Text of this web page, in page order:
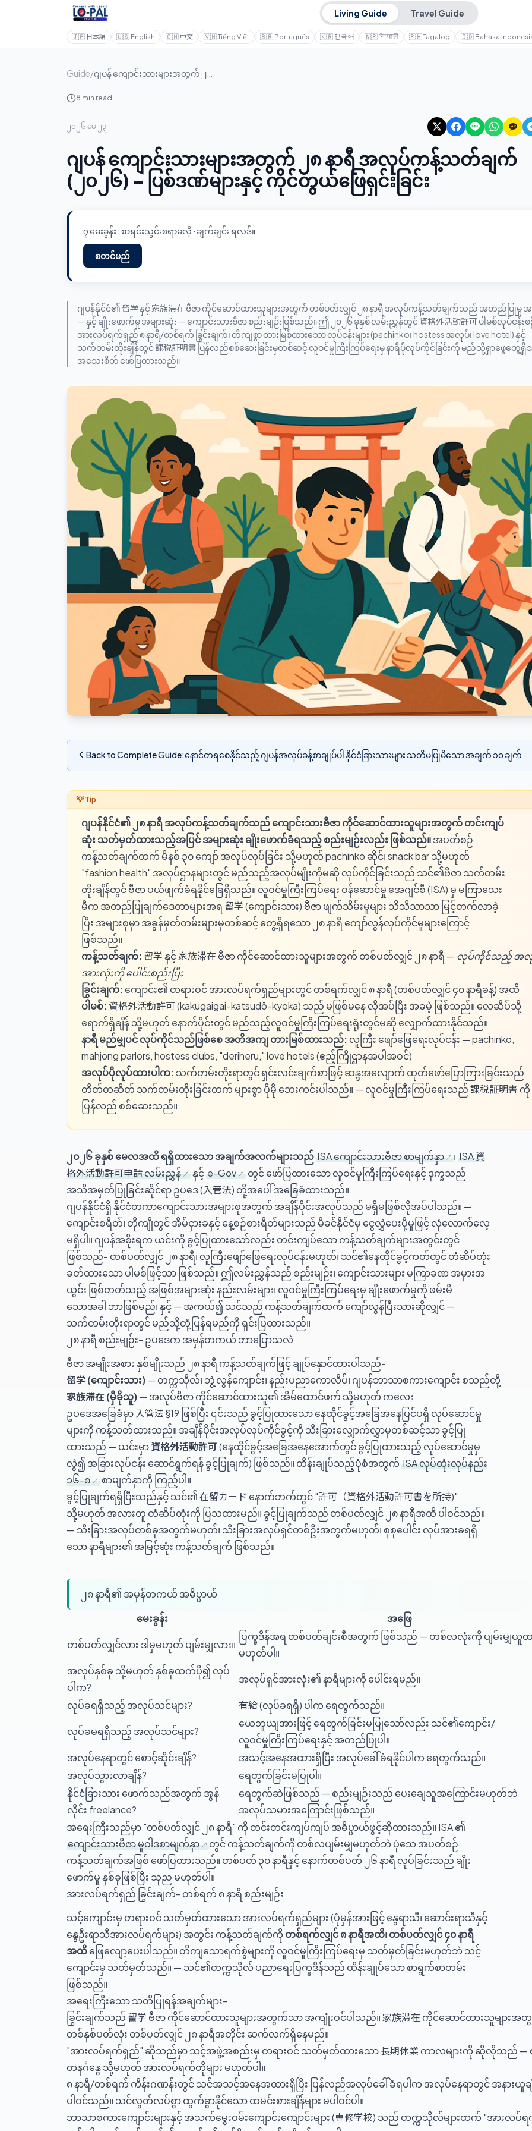
Living Guide Travel Guide
🇯🇵 日本語 🇺🇸 English 🇨🇳 中文 🇻🇳Tiếng Việt 🇧🇷 Português 🇰🇷 한국어 🇳🇵नेपाली 🇵🇭Tagalog 🇮🇩 Bahasa
Guide/
8 min read
၂၀၂၆ မေ ၂၃
ဂျပန် ကျောင်းသားများအတွက် ၂၈ နာရီ အလုပ်ကန့်သတ်ချက်
(၂၀၂၆) - ပြစ်ဒဏ်များနှင့် ကိုင်တွယ်ဖြေရှင်းခြင်း
၇ မေးခွန်း · စာရင်းသွင်းစရာမလို · ချက်ချင်း ရလဒ်။
စတင်မည်
ဂျပန်နိုင်ငံ၏ 留学 နှင့် 家族滞在 ဗီဇာ ကိုင်ဆောင်ထားသူများအတွက် တစ်ပတ်လျှင် ၂၈ နာရီ အလုပ်ကန့်သတ်ချက်သည် အတည်ပြုမှု အ
— နှင့် ချိုးဖောက်မှု အများဆုံး — ကျောင်းသားဗီဇာ စည်းမျဉ်းဖြစ်သည်။ ဤ ၂၀၂၆ ခုနှစ် လမ်းညွှန်တွင် 資格外活動許可 ပါမစ်လုပ်ငန်းစ
အားလပ်ရက်ရှည် ၈ နာရီ/တစ်ရက် ခြွင်းချက်၊ တိကျစွာ တားမြစ်ထားသော လုပ်ငန်းများ (pachinko၊ hostess အလုပ်၊ love hotel) နှင့်
သက်တမ်းတိုးချိန်တွင် 課税証明書 ပြန်လည်စစ်ဆေးခြင်းမှတစ်ဆင့် လူဝင်မှုကြီးကြပ်ရေးမှ နာရီပိုလုပ်ကိုင်ခြင်းကို မည်သို့ရှာဖွေတွ
အသေးစိတ် ဖော်ပြထားသည်။
Back to Complete Guide:နောင်တရစေနိုင်သည့် ဂျပန်အလုပ်ခန့်စာချုပ်ပါ နိုင်ငံခြားသားများ သတိမပြုမိသော အချက် ၁၀ ချက်
ဂျပန်နိုင်ငံ၏ ၂၈ နာရီ အလုပ်ကန့်သတ်ချက်သည် ကျောင်းသားဗီဇာ ကိုင်ဆောင်ထားသူများအတွက် တင်းကျပ်
ဆုံး သတ်မှတ်ထားသည့်အပြင် အများဆုံး ချိုးဖောက်ခံရသည့် စည်းမျဉ်းလည်း ဖြစ်သည်။အပတ်စဉ်
ကန့်သတ်ချက်ထက် မိနစ် ၃၀ ကျော် အလုပ်လုပ်ခြင်း သို့မဟုတ် pachinko ဆိုင်၊ snack bar သို့မဟုတ်
"fashion health" အလုပ်ဌာနများတွင် မည်သည့်အလုပ်မျိုးကိုမဆို လုပ်ကိုင်ခြင်းသည် သင်၏ဗီဇာ သက်တမ်း
တိုးချိန်တွင် ဗီဇာ ပယ်ဖျက်ခံရနိုင်ခြေရှိသည်။ လူဝင်မှုကြီးကြပ်ရေး ဝန်ဆောင်မှု အေဂျင်စီ (ISA) မှ မကြာသေး
မီက အတည်ပြုချက်ဒေတာများအရ 留学 (ကျောင်းသား) ဗီဇာ ဖျက်သိမ်းမှုများ သိသိသာသာ မြင့်တက်လာခဲ့
ပြီး အများစုမှာ အခွန်မှတ်တမ်းများမှတစ်ဆင့် တွေ့ရှိရသော ၂၈ နာရီ ကျော်လွန်လုပ်ကိုင်မှုများကြောင့်
ဖြစ်သည်။
ကန့်သတ်ချက်:留学 နှင့် 家族滞在 ဗီဇာ ကိုင်ဆောင်ထားသူများအတွက် တစ်ပတ်လျှင် ၂၈ နာရီ — လုပ်ကိုင်သည့် အ
အားလုံးကို ပေါင်းစည်းပြီး
ခြွင်းချက်:ကျောင်း၏ တရားဝင် အားလပ်ရက်ရှည်များတွင် တစ်ရက်လျှင် ၈ နာရီ (တစ်ပတ်လျှင် ၄၀ နာရီခန့်) အထိ
ပါမစ်: 資格外活動許可 (kakugaigai-katsudō-kyoka) သည် မဖြစ်မနေ လိုအပ်ပြီး အခမဲ့ ဖြစ်သည်။ လေဆိပ်သို့
ရောက်ရှိချိန် သို့မဟုတ် နောက်ပိုင်းတွင် မည်သည့်လူဝင်မှုကြီးကြပ်ရေးရုံးတွင်မဆို လျှောက်ထားနိုင်သည်။
နာရီ မည်မျှပင် လုပ်ကိုင်သည်ဖြစ်စေ အတိအကျ တားမြစ်ထားသည်: လူကြီး ဖျော်ဖြေရေးလုပ်ငန်း — pachinko,
mahjong parlors, hostess clubs, "deriheru," love hotels (ဧည့်ကြိုဌာနအပါအဝင်)
အလုပ်ပိုလုပ်ထားပါက: သက်တမ်းတိုးရာတွင် ရှင်းလင်းချက်စာဖြင့် ဆန္ဒအလျောက် ထုတ်ဖော်ပြောကြားခြင်းသည်
တိတ်တဆိတ် သက်တမ်းတိုးခြင်းထက် များစွာ ပိုမို ဘေးကင်းပါသည်။ — လူဝင်မှုကြီးကြပ်ရေးသည် 課税証明書 ကို
ပြန်လည် စစ်ဆေးသည်။
၂၀၂၆ ခုနှစ် မေလအထိ ရရှိထားသော အချက်အလက်များသည် ISA ကျောင်းသားဗီဇာ စာမျက်နှာ ၊ ISA 資
格外活動許可申請 လမ်းညွှန်
နှင့် e-Gov
တွင် ဖော်ပြထားသော လူဝင်မှုကြီးကြပ်ရေးနှင့် ဒုက္ခသည်
အသိအမှတ်ပြုခြင်းဆိုင်ရာ ဥပဒေ (入管法) တို့အပေါ် အခြေခံထားသည်။
ဂျပန်နိုင်ငံရှိ နိုင်ငံတကာကျောင်းသားအများစုအတွက် အချိန်ပိုင်းအလုပ်သည် မရှိမဖြစ်လိုအပ်ပါသည်။ —
ကျောင်းစရိတ်၊ တိုကျိုတွင် အိမ်ငှားခနှင့် နေ့စဉ်စားရိတ်များသည် မိခင်နိုင်ငံမှ ငွေလွှဲပေးပို့မှုဖြင့် လုံလောက်လေ့
မရှိပါ။ ဂျပန်အစိုးရက ယင်းကို ခွင့်ပြုထားသော်လည်း တင်းကျပ်သော ကန့်သတ်ချက်များအတွင်းတွင်
ဖြစ်သည်- တစ်ပတ်လျှင် ၂၈ နာရီ၊ လူကြီးဖျော်ဖြေရေးလုပ်ငန်းမဟုတ်၊ သင်၏နေထိုင်ခွင့်ကတ်တွင် တံဆိပ်တုံး
ခတ်ထားသော ပါမစ်ဖြင့်သာ ဖြစ်သည်။ ဤလမ်းညွှန်သည် စည်းမျဉ်း၊ ကျောင်းသားများ မကြာခဏ အမှားအ
ယွင်း ဖြစ်တတ်သည့် အဖြစ်အများဆုံး နည်းလမ်းများ၊ လူဝင်မှုကြီးကြပ်ရေးမှ ချိုးဖောက်မှုကို ဖမ်းမိ
သောအခါ ဘာဖြစ်မည်၊ နှင့် — အကယ်၍ သင်သည် ကန့်သတ်ချက်ထက် ကျော်လွန်ပြီးသားဆိုလျှင် —
သက်တမ်းတိုးရာတွင် မည်သို့တုံ့ပြန်ရမည်ကို ရှင်းပြထားသည်။
၂၈ နာရီ စည်းမျဉ်း- ဥပဒေက အမှန်တကယ် ဘာပြောသလဲ
ဗီဇာ အမျိုးအစား နှစ်မျိုးသည် ၂၈ နာရီ ကန့်သတ်ချက်ဖြင့် ချုပ်နှောင်ထားပါသည်-
留学 (ကျောင်းသား)— တက္ကသိုလ်၊ ဘွဲ့လွန်ကျောင်း၊ နည်းပညာကောလိပ်၊ ဂျပန်ဘာသာစကားကျောင်း စသည်တို့
家族滞在 (မှီခိုသူ)— အလုပ်ဗီဇာ ကိုင်ဆောင်ထားသူ၏ အိမ်ထောင်ဖက် သို့မဟုတ် ကလေး
ဥပဒေအခြေခံမှာ 入管法 §19 ဖြစ်ပြီး ၎င်းသည် ခွင့်ပြုထားသော နေထိုင်ခွင့်အခြေအနေပြင်ပရှိ လုပ်ဆောင်မှု
များကို ကန့်သတ်ထားသည်။ အချိန်ပိုင်းအလုပ်လုပ်ကိုင်ခွင့်ကို သီးခြားလျှောက်လွှာမှတစ်ဆင့်သာ ခွင့်ပြု
ထားသည် — ယင်းမှာ資格外活動許可(နေထိုင်ခွင့်အခြေအနေအောက်တွင် ခွင့်ပြုထားသည့် လုပ်ဆောင်မှုမှ
လွဲ၍ အခြားလုပ်ငန်း ဆောင်ရွက်ရန် ခွင့်ပြုချက်) ဖြစ်သည်။ ထိန်းချုပ်သည့်ပုံစံအတွက် ISA လုပ်ထုံးလုပ်နည်း
၁၆-၈
စာမျက်နှာကို ကြည့်ပါ။
ခွင့်ပြုချက်ရရှိပြီးသည်နှင့် သင်၏ 在留カード နောက်ဘက်တွင် "許可（資格外活動許可書を所持)"
သို့မဟုတ် အလားတူ တံဆိပ်တုံးကို ပြသထားမည်။ ခွင့်ပြုချက်သည် တစ်ပတ်လျှင် ၂၈ နာရီအထိ ပါဝင်သည်။
— သီးခြားအလုပ်တစ်ခုအတွက်မဟုတ်၊ သီးခြားအလုပ်ရှင်တစ်ဦးအတွက်မဟုတ်၊ စုစုပေါင်း လုပ်အားခရရှိ
သော နာရီများ၏ အမြင့်ဆုံး ကန့်သတ်ချက် ဖြစ်သည်။
၂၈ နာရီ၏ အမှန်တကယ် အဓိပ္ပာယ်
မေးခွန်း
အဖြေ
တစ်ပတ်လျှင်လား ဒါမှမဟုတ် ပျမ်းမျှလား။
ပြက္ခဒိန်အရ တစ်ပတ်ချင်းစီအတွက် ဖြစ်သည် — တစ်လလုံးကို ပျမ်းမျှယူထာ
မဟုတ်ပါ။
အလုပ်နှစ်ခု သို့မဟုတ် နှစ်ခုထက်ပို၍ လုပ်
ပါက?
အလုပ်ရှင်အားလုံး၏ နာရီများကို ပေါင်းရမည်။
လုပ်ခရရှိသည့် အလုပ်သင်များ? 有給 (လုပ်ခရရှိ) ပါက ရေတွက်သည်။
လုပ်ခမရရှိသည့် အလုပ်သင်များ?
ယေဘူယျအားဖြင့် ရေတွက်ခြင်းမပြုသော်လည်း သင်၏ကျောင်း/
လူဝင်မှုကြီးကြပ်ရေးနှင့် အတည်ပြုပါ။
အလုပ်နေရာတွင် စောင့်ဆိုင်းချိန်?
အသင့်အနေအထားရှိပြီး အလုပ်ခေါ်ခံရနိုင်ပါက ရေတွက်သည်။
အလုပ်သွားလာချိန်?
ရေတွက်ခြင်းမပြုပါ။
နိုင်ငံခြားသား ဖောက်သည်အတွက် အွန်
လိုင်း freelance?
ရေတွက်ဆဲဖြစ်သည် — စည်းမျဉ်းသည် ပေးချေသူအကြောင်းမဟုတ်ဘဲ
အလုပ်သမားအကြောင်းဖြစ်သည်။
အရေးကြီးသည်မှာ "တစ်ပတ်လျှင် ၂၈ နာရီ" ကို တင်းတင်းကျပ်ကျပ် အဓိပ္ပာယ်ဖွင့်ဆိုထားသည်။ ISA ၏
ကျောင်းသားဗီဇာ မူဝါဒစာမျက်နှာ
တွင် ကန့်သတ်ချက်ကို တစ်လပျမ်းမျှမဟုတ်ဘဲ ပုံသေ အပတ်စဉ်
ကန့်သတ်ချက်အဖြစ် ဖော်ပြထားသည်။ တစ်ပတ် ၃၀ နာရီနှင့် နောက်တစ်ပတ် ၂၆ နာရီ လုပ်ခြင်းသည် ချိုး
ဖောက်မှု နှစ်ခုဖြစ်ပြီး သုည မဟုတ်ပါ။
အားလပ်ရက်ရှည် ခြွင်းချက်- တစ်ရက် ၈ နာရီ စည်းမျဉ်း
သင့်ကျောင်းမှ တရားဝင် သတ်မှတ်ထားသော အားလပ်ရက်ရှည်များ (ပုံမှန်အားဖြင့် နွေရာသီ၊ ဆောင်းရာသီနှင့်
နွေဦးရာသီအားလပ်ရက်များ) အတွင်း ကန့်သတ်ချက်ကို တစ်ရက်လျှင် ၈ နာရီအထိ၊ တစ်ပတ်လျှင် ၄၀ နာရီ
အထိဖြေလျော့ပေးပါသည်။ တိကျသောရက်စွဲများကို လူဝင်မှုကြီးကြပ်ရေးမှ သတ်မှတ်ခြင်းမဟုတ်ဘဲ သင့်
ကျောင်းမှ သတ်မှတ်သည်။ — သင်၏တက္ကသိုလ် ပညာရေးပြက္ခဒိန်သည် ထိန်းချုပ်သော စာရွက်စာတမ်း
ဖြစ်သည်။
အရေးကြီးသော သတိပြုရန်အချက်များ-
ခြွင်းချက်သည် 留学 ဗီဇာ ကိုင်ဆောင်ထားသူများအတွက်သာ အကျုံးဝင်ပါသည်။ 家族滞在 ကိုင်ဆောင်ထားသူများအ
တစ်နှစ်ပတ်လုံး တစ်ပတ်လျှင် ၂၈ နာရီအတိုင်း ဆက်လက်ရှိနေမည်။
"အားလပ်ရက်ရှည်" ဆိုသည်မှာ သင့်အဖွဲ့အစည်းမှ တရားဝင် သတ်မှတ်ထားသော 長期休業 ကာလများကို ဆိုလိုသည် — စ
တနင်္ဂနွေ သို့မဟုတ် အားလပ်ရက်တိုများ မဟုတ်ပါ။
၈ နာရီ/တစ်ရက် ကိန်းဂဏန်းတွင် သင်အသင့်အနေအထားရှိပြီး ပြန်လည်အလုပ်ခေါ်ခံရပါက အလုပ်နေရာတွင် အနားယူချိ
ပါဝင်သည်။ သင်လွတ်လပ်စွာ ထွက်ခွာနိုင်သော ထမင်းစားချိန်များ မပါဝင်ပါ။
ဘာသာစကားကျောင်းများနှင့် အသက်မွေးဝမ်းကျောင်းကျောင်းများ (専修学校) သည် တက္ကသိုလ်များထက် "အားလ